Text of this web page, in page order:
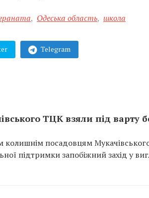
, Одеська область, школа
Telegram
ТЦК взяли під варту
посадовцям
підтримки запобіжний захід у